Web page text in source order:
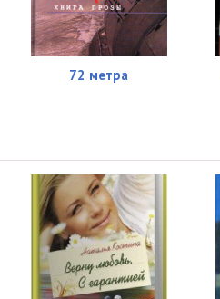
72 метра